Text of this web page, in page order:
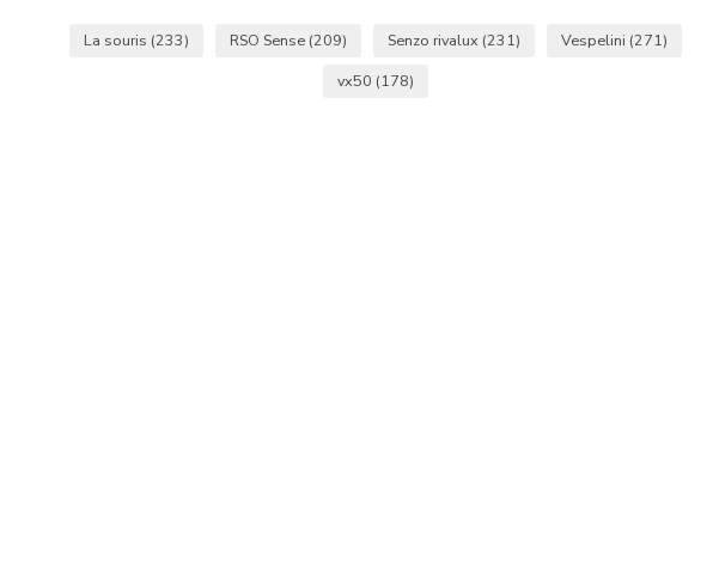
La souris (233) RSO Sense (209) Senzo rivalux (231) Vespelini (271)
vx50 (178)